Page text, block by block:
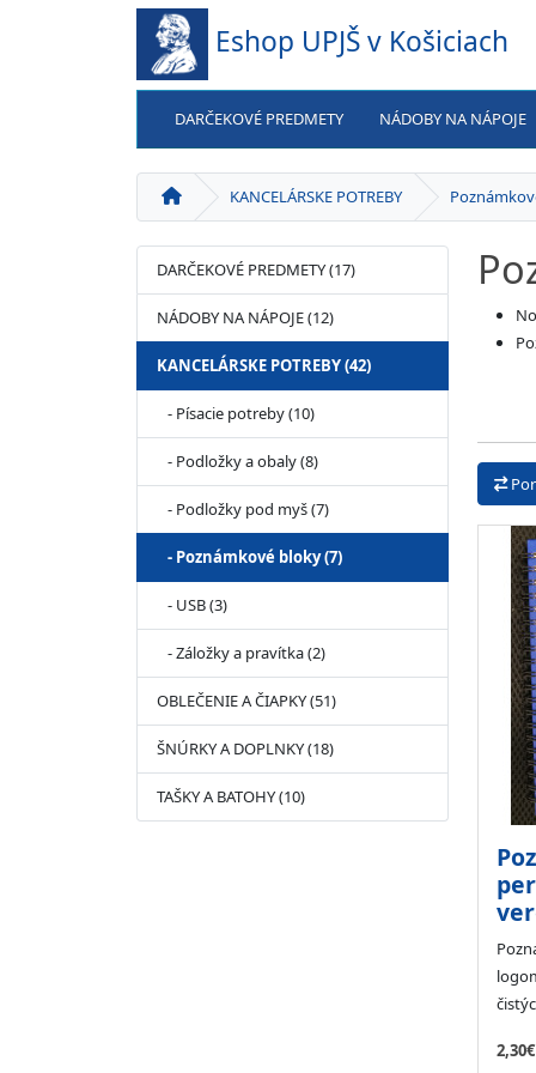
Eshop UPJŠ v Košiciach
DARČEKOVÉ PREDMETY NÁDOBY NA NÁPOJE
KANCELÁRSKE POTREBY
DARČEKOVÉ PREDMETY (17)
NÁDOBY NA NÁPOJE (12)
KANCELÁRSKE POTREBY (42)
- Písacie potreby (10)
- Podložky a obaly (8)
- Podložky pod myš (7)
- Poznámkové bloky (7)
- USB (3)
- Záložky a pravítka (2)
OBLEČENIE A ČIAPKY (51)
ŠNÚRKY A DOPLNKY (18)
TAŠKY A BATOHY (10)
2,30€